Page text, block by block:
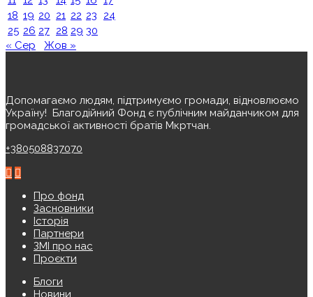
18 19 20 21 22 23
24
25 26 27 28 29 30
« Сер
Жов »
Допомагаємо людям, підтримуємо громади, відновлюємо
Україну! ️ Благодійний Фонд є публічним майданчиком для
громадської активності братів Мкртчан.
+380508837070
Про фонд
Засновники
Історія
Партнери
ЗМІ про нас
Проєкти
Блоги
Новини